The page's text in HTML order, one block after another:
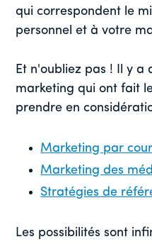
qui correspondent le
personnel et à votre
Et n'oubliez pas ! Il y a
marketing qui ont fait
prendre en
Marketing par
Marketing des
Stratégies de
Les possibilités sont